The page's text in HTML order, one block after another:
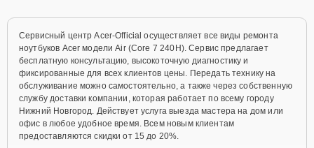
Сервисный центр Acer-Official осуществляет все виды ремонта
ноутбуков Acer модели Air (Core 7 240H). Сервис предлагает
бесплатную консультацию, высокоточную диагностику и
фиксированные для всех клиентов цены. Передать технику на
обслуживание можно самостоятельно, а также через собственную
службу доставки компании, которая работает по всему городу
Нижний Новгород. Действует услуга выезда мастера на дом или
офис в любое удобное время. Всем новым клиентам
предоставляются скидки от 15 до 20%.